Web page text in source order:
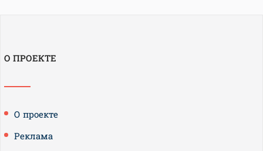
О ПРОЕКТЕ
О проекте
Реклама